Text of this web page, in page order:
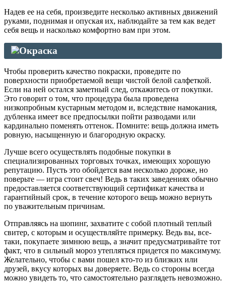
Надев ее на себя, произведите несколько активных движений
руками, поднимая и опуская их, наблюдайте за тем как ведет
себя вещь и насколько комфортно вам при этом.
Окраска
Чтобы проверить качество покраски, проведите по
поверхности приобретаемой вещи чистой белой салфеткой.
Если на ней остался заметный след, откажитесь от покупки.
Это говорит о том, что процедура была проведена
низкопробным кустарным методом и, вследствие намокания,
дубленка имеет все предпосылки пойти разводами или
кардинально поменять оттенок. Помните: вещь должна иметь
ровную, насыщенную и благородную окраску.
Лучше всего осуществлять подобные покупки в
специализированных торговых точках, имеющих хорошую
репутацию. Пусть это обойдется вам несколько дороже, но
поверьте — игра стоит свеч! Ведь в таких заведениях обычно
предоставляется соответствующий сертификат качества и
гарантийный срок, в течение которого вещь можно вернуть
по уважительным причинам.
Отправляясь на шопинг, захватите с собой плотный теплый
свитер, с которым и осуществляйте примерку. Ведь вы, все-
таки, покупаете зимнюю вещь, а значит предусматривайте тот
факт, что в сильный мороз утепляться придется по максимуму.
Желательно, чтобы с вами пошел кто-то из близких или
друзей, вкусу которых вы доверяете. Ведь со стороны всегда
можно увидеть то, что самостоятельно разглядеть невозможно.